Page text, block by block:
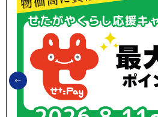
前のスライドを表示